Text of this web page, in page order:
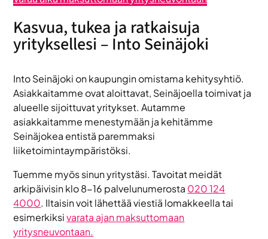
Kasvua, tukea ja ratkaisuja
yrityksellesi – Into Seinäjoki
Into Seinäjoki on kaupungin omistama kehitysyhtiö.
Asiakkaitamme ovat aloittavat, Seinäjoella toimivat ja
alueelle sijoittuvat yritykset. Autamme
asiakkaitamme menestymään ja kehitämme
Seinäjokea entistä paremmaksi
liiketoimintaympäristöksi.
Tuemme myös sinun yritystäsi. Tavoitat meidät
arkipäivisin klo 8-16 palvelunumerosta 020 124
4000. Iltaisin voit lähettää viestiä lomakkeella tai
esimerkiksivarata ajan maksuttomaan
yritysneuvontaan.